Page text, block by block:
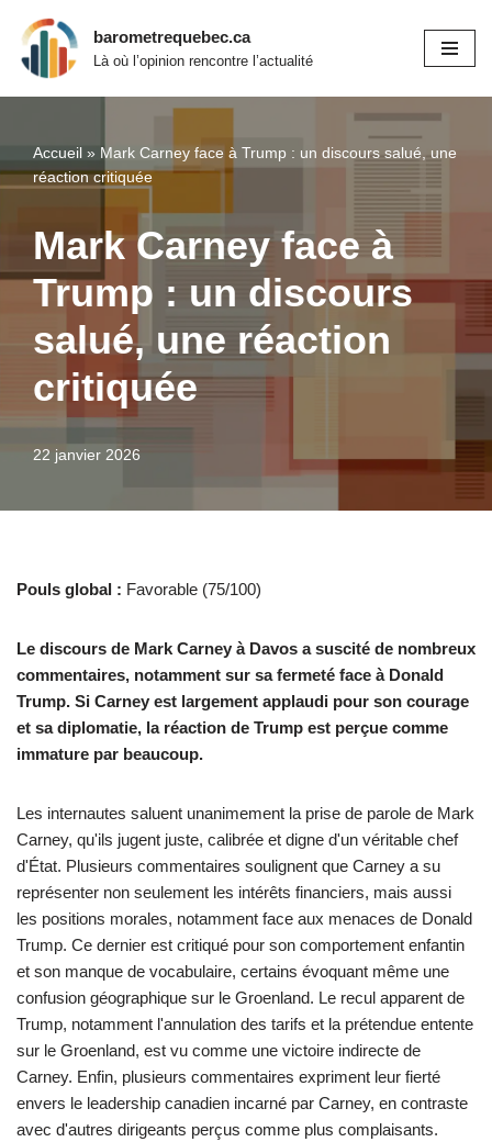
Aller
barometrequebec.ca
Là où l’opinion rencontre l’actualité
Accueil » Mark Carney face à Trump : un discours salué, une
réaction critiquée
Mark Carney face à
Trump : un discours
salué, une réaction
critiquée
22 janvier 2026
Pouls global : Favorable (75/100)
Le discours de Mark Carney à Davos a suscité de nombreux
commentaires, notamment sur sa fermeté face à Donald
Trump. Si Carney est largement applaudi pour son courage
et sa diplomatie, la réaction de Trump est perçue comme
immature par beaucoup.
Les internautes saluent unanimement la prise de parole de Mark
Carney, qu'ils jugent juste, calibrée et digne d'un véritable chef
d'État. Plusieurs commentaires soulignent que Carney a su
représenter non seulement les intérêts financiers, mais aussi
les positions morales, notamment face aux menaces de Donald
Trump. Ce dernier est critiqué pour son comportement enfantin
et son manque de vocabulaire, certains évoquant même une
confusion géographique sur le Groenland. Le recul apparent de
Trump, notamment l'annulation des tarifs et la prétendue entente
sur le Groenland, est vu comme une victoire indirecte de
Carney. Enfin, plusieurs commentaires expriment leur fierté
envers le leadership canadien incarné par Carney, en contraste
avec d'autres dirigeants perçus comme plus complaisants.